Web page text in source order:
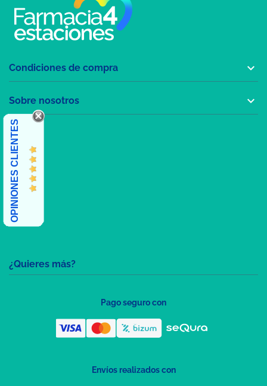
¿Quieres más?
Condiciones de compra 
Sobre nosotros 
OPINIONES CLIENTES
Pago seguro con
Envíos realizados con